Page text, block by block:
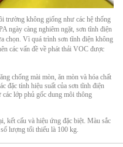
trường không giống như các hệ thống
ngày càng nghiêm ngặt, sơn tĩnh điện
chọn. Vì quá trình sơn tĩnh điện không
các vấn đề về phát thải VOC được
chống mài mòn, ăn mòn và hóa chất
đặc tính hiệu suất của sơn tĩnh điện
lớp phủ gốc dung môi thông
kết cấu và hiệu ứng đặc biệt. Màu sắc
lượng tối thiểu là 100 kg.